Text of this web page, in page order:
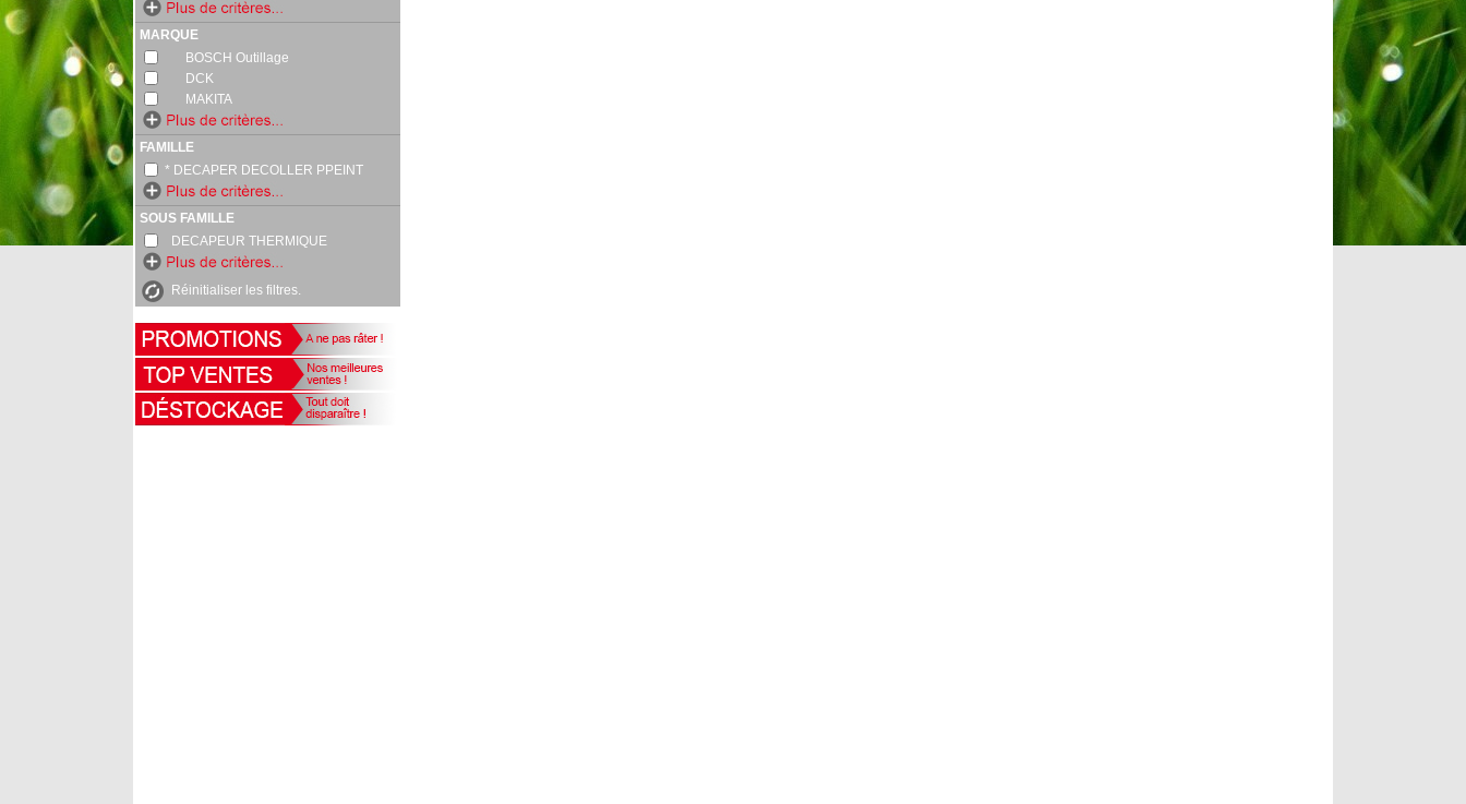
MARQUE
BOSCH Outillage
DCK
MAKITA
FAMILLE
* DECAPER DECOLLER PPEINT
SOUS FAMILLE
DECAPEUR THERMIQUE
Réinitialiser les filtres.